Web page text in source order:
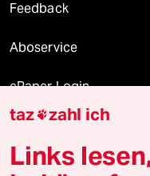
Feedback
Aboservice
ePaper Login
Downloads für
taz zahl ich
Links